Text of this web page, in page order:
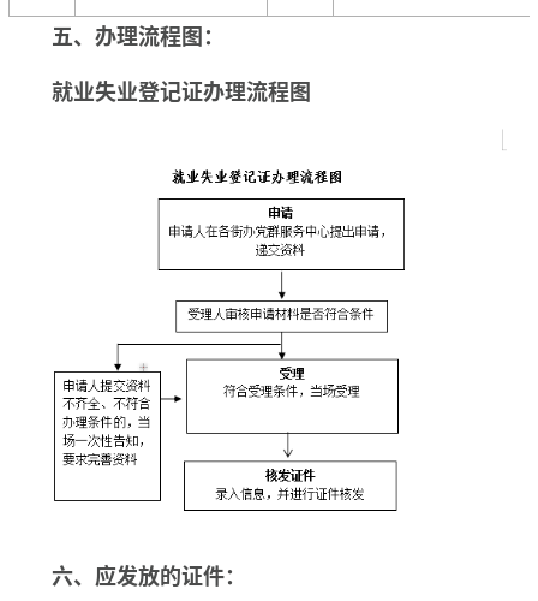
五、 办理流程图：
就业失业登记证办理流程图
六、应发放的证件：